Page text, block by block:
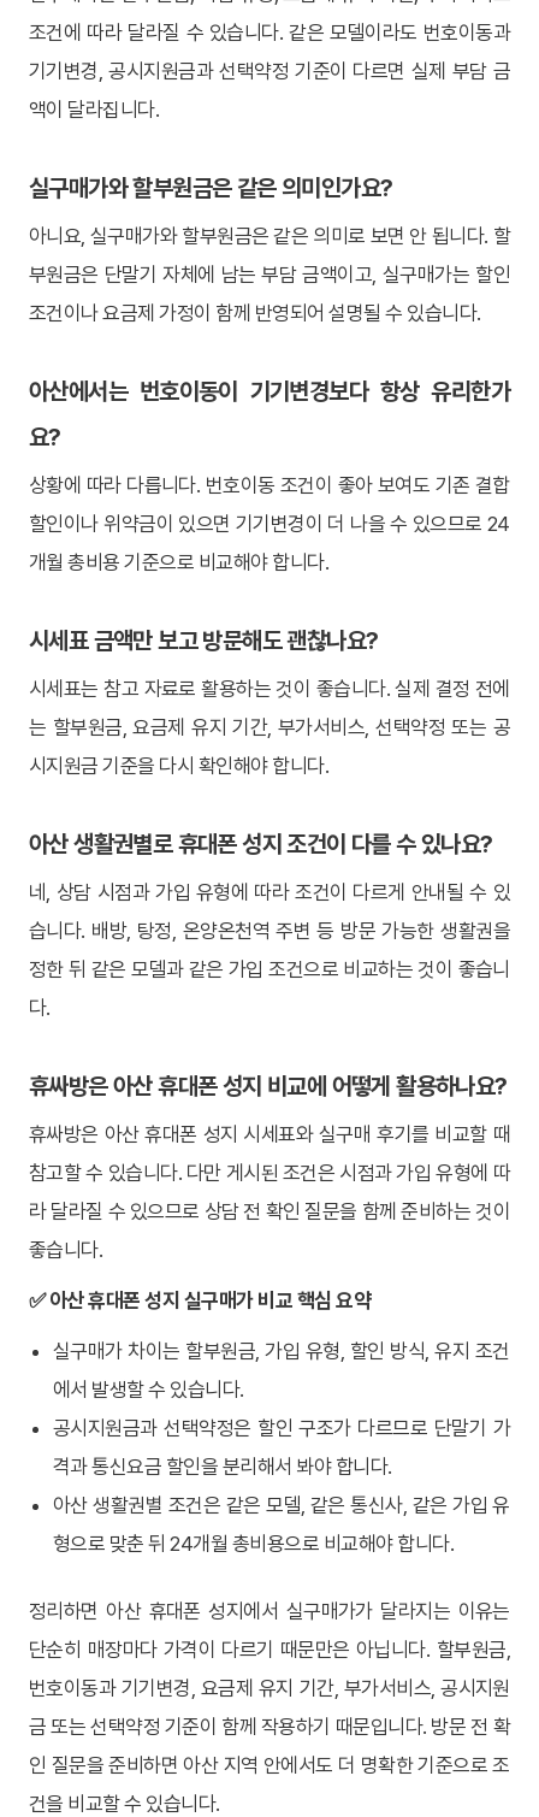
조건에 따라 달라질 수 있습니다. 같은 모델이라도 번호이동과
기기변경, 공시지원금과 선택약정 기준이 다르면 실제 부담 금
액이 달라집니다.
실구매가와 할부원금은 같은 의미인가요?
아니요, 실구매가와 할부원금은 같은 의미로 보면 안 됩니다. 할
부원금은 단말기 자체에 남는 부담 금액이고, 실구매가는 할인
조건이나 요금제 가정이 함께 반영되어 설명될 수 있습니다.
아산에서는 번호이동이 기기변경보다 항상 유리한가
요?
상황에 따라 다릅니다. 번호이동 조건이 좋아 보여도 기존 결합
할인이나 위약금이 있으면 기기변경이 더 나을 수 있으므로 24
개월 총비용 기준으로 비교해야 합니다.
시세표 금액만 보고 방문해도 괜찮나요?
시세표는 참고 자료로 활용하는 것이 좋습니다. 실제 결정 전에
는 할부원금, 요금제 유지 기간, 부가서비스, 선택약정 또는 공
시지원금 기준을 다시 확인해야 합니다.
아산 생활권별로 휴대폰 성지 조건이 다를 수 있나요?
네, 상담 시점과 가입 유형에 따라 조건이 다르게 안내될 수 있
습니다. 배방, 탕정, 온양온천역 주변 등 방문 가능한 생활권을
정한 뒤 같은 모델과 같은 가입 조건으로 비교하는 것이 좋습니
다.
휴싸방은 아산 휴대폰 성지 비교에 어떻게 활용하나요?
휴싸방은 아산 휴대폰 성지 시세표와 실구매 후기를 비교할 때
참고할 수 있습니다. 다만 게시된 조건은 시점과 가입 유형에 따
라 달라질 수 있으므로 상담 전 확인 질문을 함께 준비하는 것이
좋습니다.
✅ 아산 휴대폰 성지 실구매가 비교 핵심 요약
실구매가 차이는 할부원금, 가입 유형, 할인 방식, 유지 조건
에서 발생할 수 있습니다.
공시지원금과 선택약정은 할인 구조가 다르므로 단말기 가
격과 통신요금 할인을 분리해서 봐야 합니다.
아산 생활권별 조건은 같은 모델, 같은 통신사, 같은 가입 유
형으로 맞춘 뒤 24개월 총비용으로 비교해야 합니다.
정리하면 아산 휴대폰 성지에서 실구매가가 달라지는 이유는
단순히 매장마다 가격이 다르기 때문만은 아닙니다. 할부원금,
번호이동과 기기변경, 요금제 유지 기간, 부가서비스, 공시지원
금 또는 선택약정 기준이 함께 작용하기 때문입니다. 방문 전 확
인 질문을 준비하면 아산 지역 안에서도 더 명확한 기준으로 조
건을 비교할 수 있습니다.